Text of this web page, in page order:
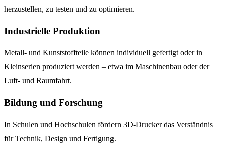
herzustellen, zu testen und zu optimieren.
Industrielle Produktion
Metall- und Kunststoffteile können individuell gefertigt oder in
Kleinserien produziert werden – etwa im Maschinenbau oder der
Luft- und Raumfahrt.
Bildung und Forschung
In Schulen und Hochschulen fördern 3D-Drucker das Verständnis
für Technik, Design und Fertigung.